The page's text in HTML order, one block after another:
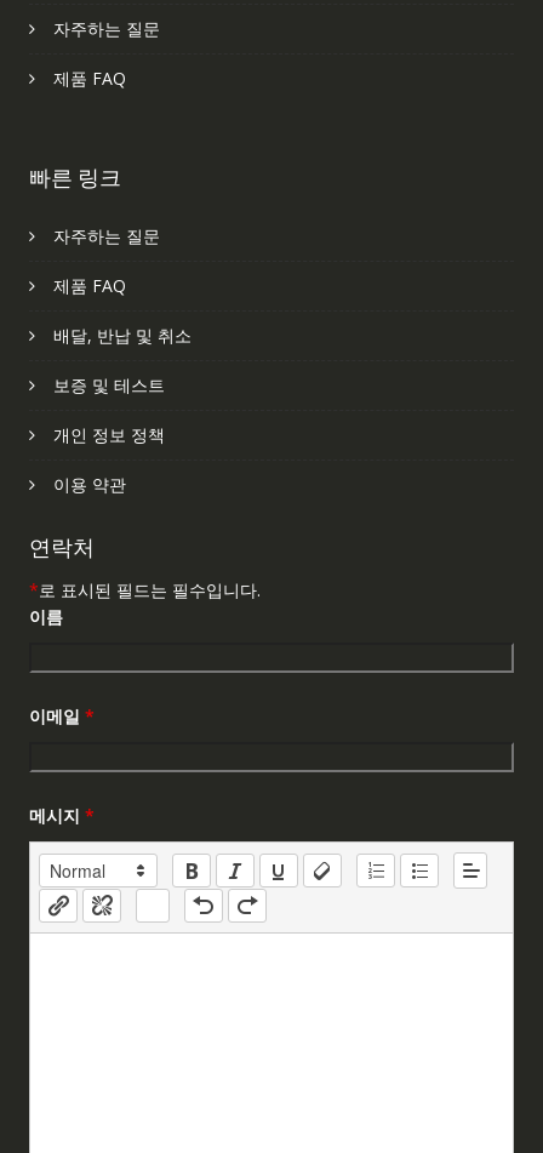
자주하는 질문
제품 FAQ
빠른 링크
자주하는 질문
제품 FAQ
배달, 반납 및 취소
보증 및 테스트
개인 정보 정책
이용 약관
연락처
*로 표시된 필드는 필수입니다.
이름
이메일 *
메시지 *